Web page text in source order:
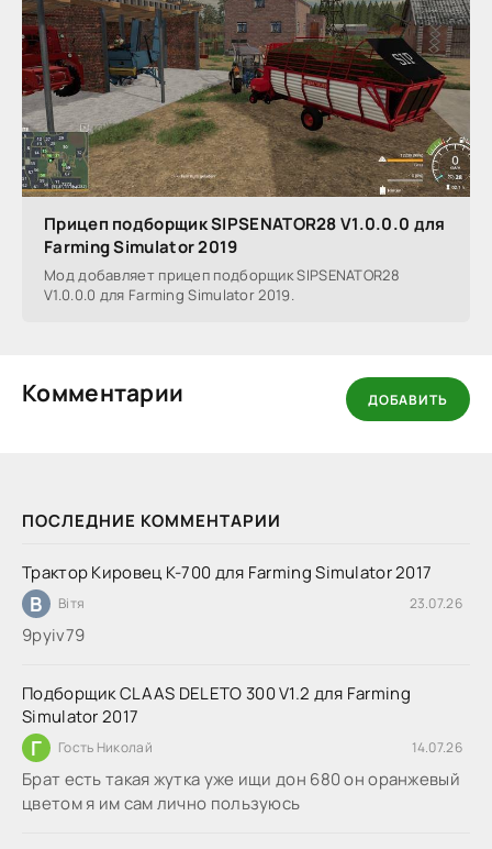
ПОСЛЕДНИЕ КОММЕНТАРИИ
Трактор Кировец К-700 для Farming Simulator 2017
В Вітя 23.07.26
9руіv79
Подборщик CLAAS DELETO 300 V1.2 для Farming
Simulator 2017
Г Гость Николай 14.07.26
Брат есть такая жутка уже ищи дон 680 он оранжевый
цветом я им сам лично пользуюсь
Прицеп подборщик SIPSENATOR28 V1.0.0.0 для
Farming Simulator 2019
Мод добавляет прицеп подборщик SIPSENATOR28
V1.0.0.0 для Farming Simulator 2019.
Комментарии ДОБАВИТЬ